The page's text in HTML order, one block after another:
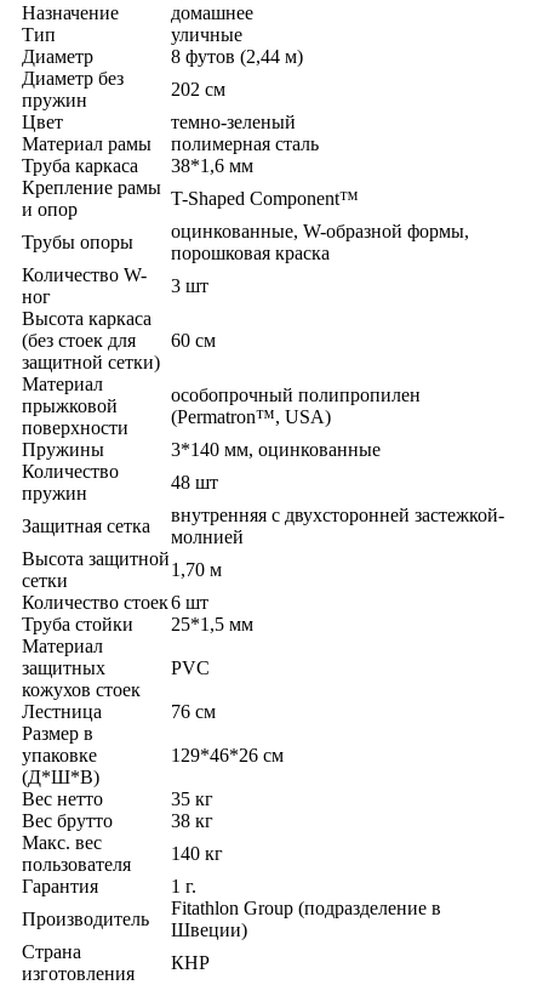
Назначение
домашнее
Тип
уличные
Диаметр
8 футов (2,44 м)
Диаметр без
пружин
202 см
Цвет
темно-зеленый
Материал рамы
полимерная сталь
Труба каркаса
38*1,6 мм
Крепление рамы
и опор
T-Shaped Component™
Трубы опоры
оцинкованные, W-образной формы,
порошковая краска
Количество W-
ног
3 шт
Высота каркаса
(без стоек для
защитной сетки)
60 см
Материал
прыжковой
поверхности
особопрочный полипропилен
(Permatron™, USA)
Пружины
3*140 мм, оцинкованные
Количество
пружин
48 шт
Защитная сетка
внутренняя с двухсторонней застежкой-
молнией
Высота защитной
сетки
1,70 м
Количество стоек6 шт
Труба стойки
25*1,5 мм
Материал
защитных
кожухов стоек
PVC
Лестница
76 см
Размер в
упаковке
(Д*Ш*В)
129*46*26 см
Вес нетто
35 кг
Вес брутто
38 кг
Макс. вес
пользователя
140 кг
Гарантия
1 г.
Производитель
Fitathlon Group (подразделение в
Швеции)
Страна
изготовления
КНР